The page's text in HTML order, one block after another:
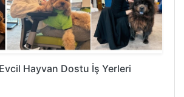
Hayvan Dostu İş Yerleri